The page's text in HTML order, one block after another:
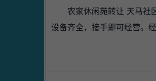
农家休闲苑转让 天马社
设备齐全，接手即可经营。